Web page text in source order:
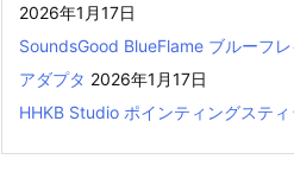
2026年1月17日
SoundsGood BlueFlame ブルーフ
アダプタ 2026年1月17日
HHKB Studio ポインティングスティ